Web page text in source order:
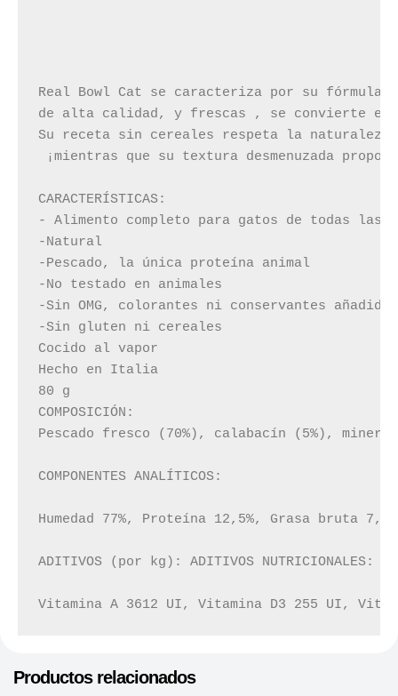
Real Bowl Cat se caracteriza por su fórmula
de alta calidad, y frescas , se convierte en
Su receta sin cereales respeta la
¡mientras que su textura desmenuzada
CARACTERÍSTICAS:
- Alimento completo para gatos de todas las
-Natural
-Pescado, la única proteína animal
-No testado en animales
-Sin OMG, colorantes ni conservantes añadidos
-Sin gluten ni cereales
Cocido al vapor
Hecho en Italia
80 g
COMPOSICIÓN:
Pescado fresco (70%), calabacín (5%),
COMPONENTES ANALÍTICOS:
Humedad 77%, Proteína 12,5%, Grasa bruta
ADITIVOS (por kg): ADITIVOS NUTRICIONALES:
Vitamina A 3612 UI, Vitamina D3 255 UI,
Productos relacionados